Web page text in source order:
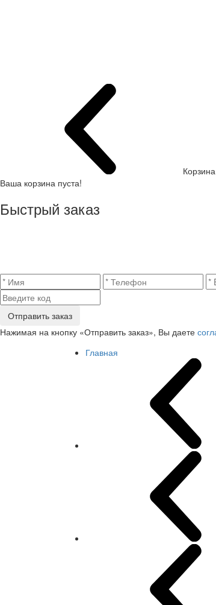
Ваша корзина пуста!
Быстрый заказ
Отправить заказ
Нажимая на кнопку «Отправить заказ», Вы даете
Главная